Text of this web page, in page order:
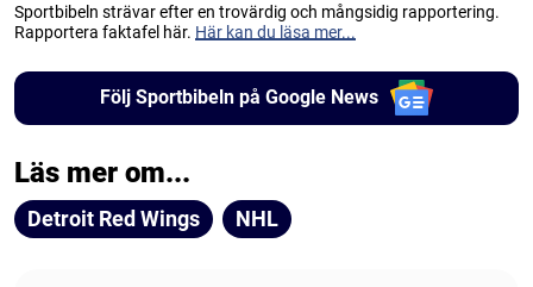
Sportbibeln strävar efter en trovärdig och mångsidig rapportering.
Rapportera faktafel här. Här kan du läsa mer...
Följ Sportbibeln på Google News
Läs mer om...
Detroit Red Wings NHL